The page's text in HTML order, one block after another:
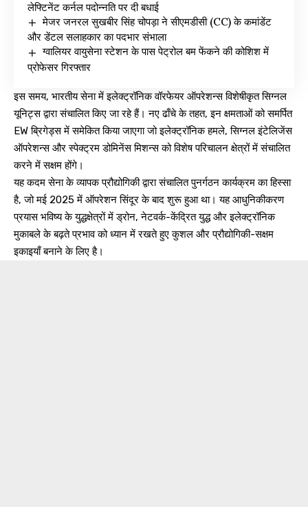
लेफ्टिनेंट कर्नल पदोन्नति पर दी बधाई
मेजर जनरल सुखबीर सिंह चोपड़ा ने सीएमडीसी (CC) के कमांडेंट
और डेंटल सलाहकार का पदभार संभाला
ग्वालियर वायुसेना स्टेशन के पास पेट्रोल बम फेंकने की कोशिश में
प्रोफेसर गिरफ्तार
इस समय, भारतीय सेना में इलेक्ट्रॉनिक वॉरफेयर ऑपरेशन्स विशेषीकृत सिग्नल
यूनिट्स द्वारा संचालित किए जा रहे हैं। नए ढाँचे के तहत, इन क्षमताओं को समर्पित
EW ब्रिगेड्स में समेकित किया जाएगा जो इलेक्ट्रॉनिक हमले, सिग्नल इंटेलिजेंस
ऑपरेशन्स और स्पेक्ट्रम डोमिनेंस मिशन्स को विशेष परिचालन क्षेत्रों में संचालित
करने में सक्षम होंगे।
यह कदम सेना के व्यापक प्रौद्योगिकी द्वारा संचालित पुनर्गठन कार्यक्रम का हिस्सा
है, जो मई 2025 में ऑपरेशन सिंदूर के बाद शुरू हुआ था। यह आधुनिकीकरण
प्रयास भविष्य के युद्धक्षेत्रों में ड्रोन, नेटवर्क-केंद्रित युद्ध और इलेक्ट्रॉनिक
मुकाबले के बढ़ते प्रभाव को ध्यान में रखते हुए कुशल और प्रौद्योगिकी-सक्षम
इकाइयाँ बनाने के लिए है।